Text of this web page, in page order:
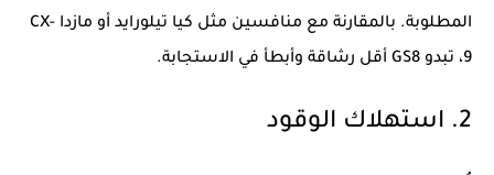
المطلوبة. بالمقارنة مع منافسين مثل كيا تيلورايد أو مازدا CX-
9، تبدو GS8 أقل رشاقة وأبطأ في الاستجابة.
2. استهلاك الوقود